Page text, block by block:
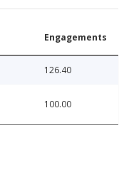
Engagements
126.40
100.00